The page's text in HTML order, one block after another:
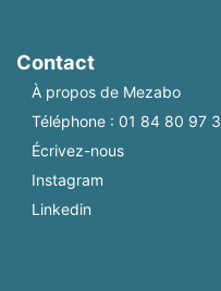
Contact
À propos de Mezabo
Téléphone : 01 84 80 97
Écrivez-nous
Instagram
Linkedin